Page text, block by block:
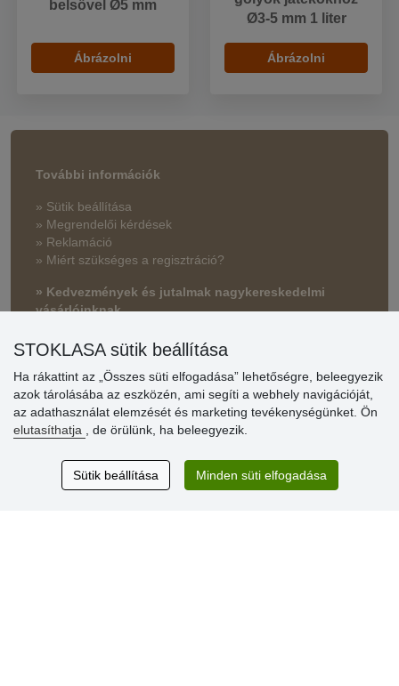
belsővel Ø5 mm
Ábrázolni
Ø3-5 mm 1 liter
Ábrázolni
További információk
» Sütik beállítása
» Megrendelői kérdések
» Reklamáció
» Miért szükséges a regisztráció?
» Kedvezmények és jutalmak nagykereskedelmi
vásárlóinknak
» Súgó
Vásárlók
értékelése
Excellent service
Thank you.
STOKLASA sütik beállítása
Ha rákattint az „Összes süti elfogadása” lehetőségre, beleegyezik
azok tárolásába az eszközén, ami segíti a webhely navigációját,
az adathasználat elemzését és marketing tevékenységünket. Ön
elutasíthatja
, de örülünk, ha beleegyezik.
Sütik beállítása Minden süti elfogadása